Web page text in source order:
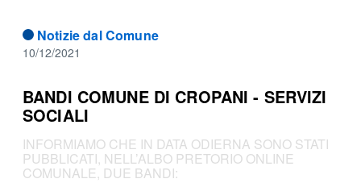
Notizie dal Comune
10/12/2021
BANDI COMUNE DI CROPANI - SERVIZI
SOCIALI
INFORMIAMO CHE IN DATA ODIERNA SONO STATI
PUBBLICATI, NELL’ALBO PRETORIO ONLINE
COMUNALE, DUE BANDI: